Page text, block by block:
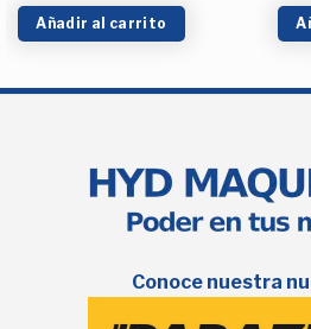
Añadir al carrito
Conoce nuestra